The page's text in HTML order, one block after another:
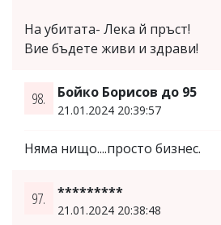
На убитата- Лека й пръст!
Вие бъдете живи и здрави!
98. Бойко Борисов до 95
21.01.2024 20:39:57
Няма нищо....просто бизнес.
97. *********
21.01.2024 20:38:48